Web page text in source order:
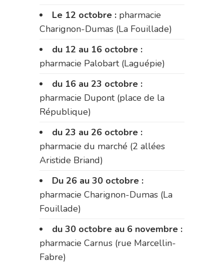
Le 12 octobre : pharmacie
Charignon-Dumas (La Fouillade)
du 12 au 16 octobre :
pharmacie Palobart (Laguépie)
du 16 au 23 octobre :
pharmacie Dupont (place de la
République)
du 23 au 26 octobre :
pharmacie du marché (2 allées
Aristide Briand)
Du 26 au 30 octobre :
pharmacie Charignon-Dumas (La
Fouillade)
du 30 octobre au 6 novembre :
pharmacie Carnus (rue Marcellin-
Fabre)